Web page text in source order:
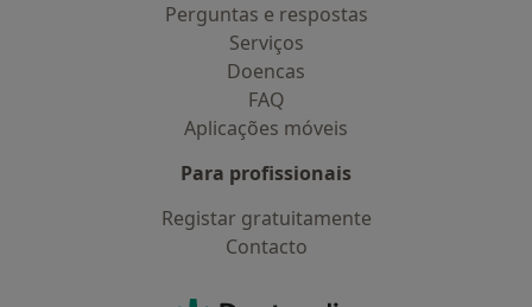
Perguntas e respostas
Serviços
Doencas
FAQ
Aplicações móveis
Para profissionais
Registar gratuitamente
Contacto